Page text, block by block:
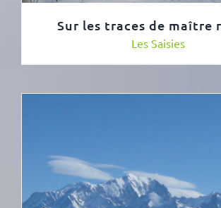
Sur les traces de maître
Les Saisies